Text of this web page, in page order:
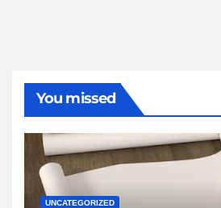
You missed
UNCATEGORIZED